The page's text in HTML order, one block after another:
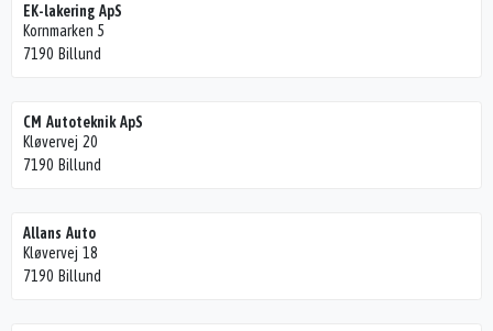
EK-lakering ApS
Kornmarken 5
7190 Billund
CM Autoteknik ApS
Kløvervej 20
7190 Billund
Allans Auto
Kløvervej 18
7190 Billund